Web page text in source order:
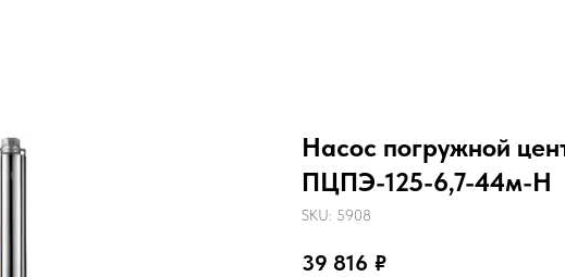
Насос погружной
ПЦПЭ-125-6,7-44м-Н
SKU: 5908
39 816 ₽